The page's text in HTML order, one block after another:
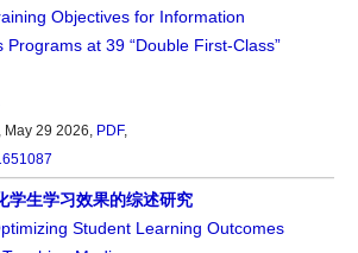
Objectives for Information
Programs at 39 “Double First-Class”
, May 29 2026, PDF,
学生学习效果的综述研究
Student Learning Outcomes